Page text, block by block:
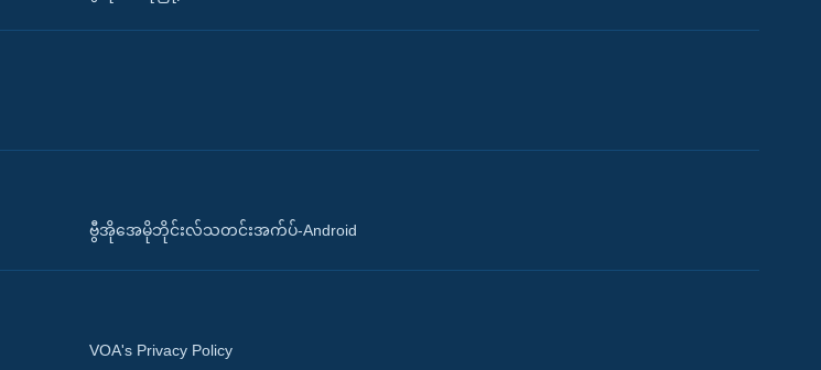
ဗွီအိုအေမိုဘိုင်းလ်သတင်းအက်ပ်-Android
VOA's Privacy Policy